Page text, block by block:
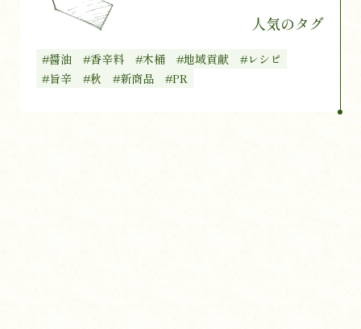
人気のタグ
#醤油 #香辛料 #木桶 #地域貢献
#レシピ
#旨辛
#秋 #新商品 #PR